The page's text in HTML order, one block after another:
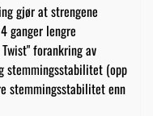
gjør at strengene
ganger lengre
forankring av
stemmingsstabilitet (opp
stemmingsstabilitet enn